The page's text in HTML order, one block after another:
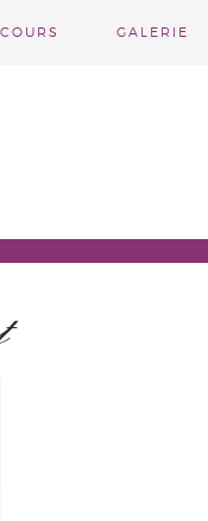
GALERIE